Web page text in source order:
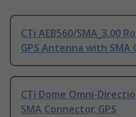
CTi AEB560/SMA_3.00
GPS Antenna with SMA
CTi Dome Omni-
SMA Connector, GPS